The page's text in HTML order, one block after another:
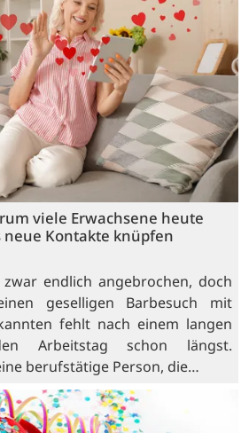
viele Erwachsene heute
Kontakte knüpfen
endlich angebrochen, doch
geselligen Barbesuch mit
fehlt nach einem langen
Arbeitstag schon längst.
berufstätige Person, die…